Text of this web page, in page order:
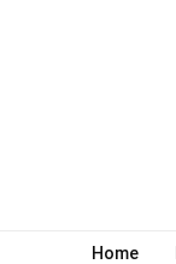
Home